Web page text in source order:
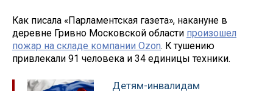
Как писала «Парламентская газета», накануне в
деревне Гривно Московской области произошел
пожар на складе компании Ozon. К тушению
привлекали 91 человека и 34 единицы техники.
Детям-инвалидам